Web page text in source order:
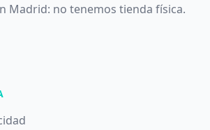
Madrid: no tenemos tienda física.